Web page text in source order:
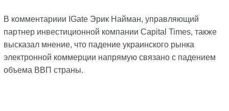
В комментариии IGate Эрик Найман, управляющий
партнер инвестиционной компании Capital Times, также
высказал мнение, что падение украинского рынка
электронной коммерции напрямую связано с падением
объема ВВП страны.